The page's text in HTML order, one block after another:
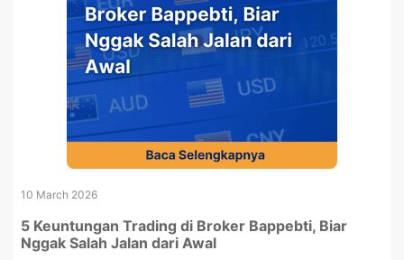
10 March 2026
5 Keuntungan Trading di Broker Bappebti, Biar
Nggak Salah Jalan dari Awal